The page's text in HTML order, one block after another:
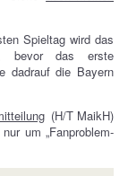
Spieltag wird das
bevor das erste
dadrauf die Bayern
(H/T MaikH)
um „Fanproblem-